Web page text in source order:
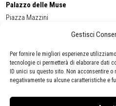
Gestisci
Per fornire le migliori esperienze
tecnologie ci permetterà di elaborare dati
ID unici su questo sito. Non acconsentire
negativamente su alcune caratteristiche e
Palazzo delle Muse
Piazza Mazzini
Cell:+39 338
Tel:
+39 0584 944580
(orario 09.00/
Email:gamc@comune.viareggio.lu.it
Segnalazione di inaccessibilità